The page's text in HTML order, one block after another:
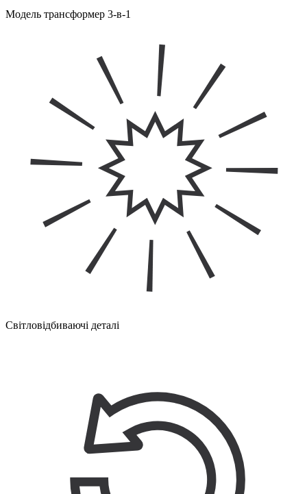
Модель трансформер 3-в-1
Світловідбиваючі деталі